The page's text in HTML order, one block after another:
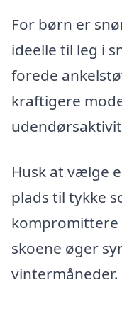
For børn er
ideelle til leg i
forede
kraftigere
Husk at vælge
plads til tykke
kompromittere
skoene øger
vintermåneder.